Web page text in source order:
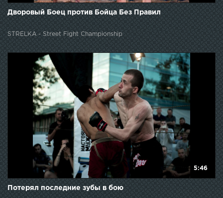
Дворовый Боец против Бойца Без Правил
STRELKA - Street Fight Championship
5:46
Потерял последние зубы в бою